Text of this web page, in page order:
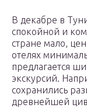
В декабре в
спокойной и
стране мало,
отелях
предлагается
экскурсий.
сохранились
древнейшей